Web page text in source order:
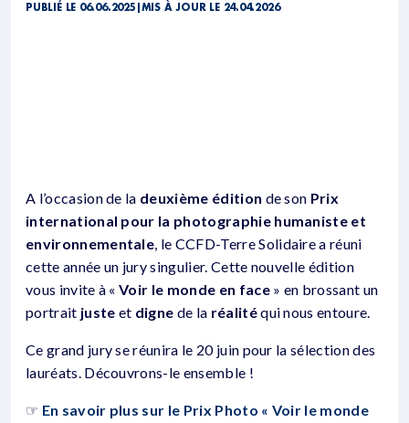
PUBLIÉ LE 06.06.2025 MIS À JOUR LE 24.04.2026
A l’occasion de la deuxième édition de son Prix
international pour la photographie humaniste et
environnementale, le CCFD-Terre Solidaire a réuni
cette année un jury singulier. Cette nouvelle édition
vous invite à «Voir le monde en face» en brossant un
portrait juste et digne de la réalitéqui nous entoure.
Ce grand jury se réunira le 20 juin pour la sélection des
lauréats. Découvrons-le ensemble !
☞ En savoir plus sur le Prix Photo « Voir le monde